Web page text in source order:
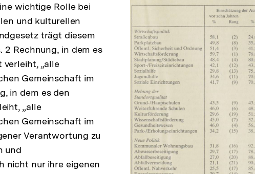
wichtige Rolle bei
und kulturellen
trägt diesem
2 Rechnung, in dem es
verleiht, „alle
Gemeinschaft im
in dem es den
„alle
Gemeinschaft im
Verantwortung zu
und
nicht nur ihre eigenen